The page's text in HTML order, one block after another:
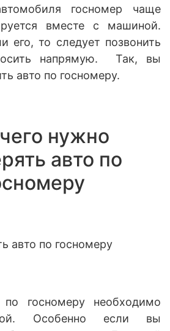
госномер чаще
вместе с машиной.
его, то следует позвонить
напрямую. Так, вы
авто по госномеру.
нужно
авто по
по госномеру необходимо
Особенно если вы